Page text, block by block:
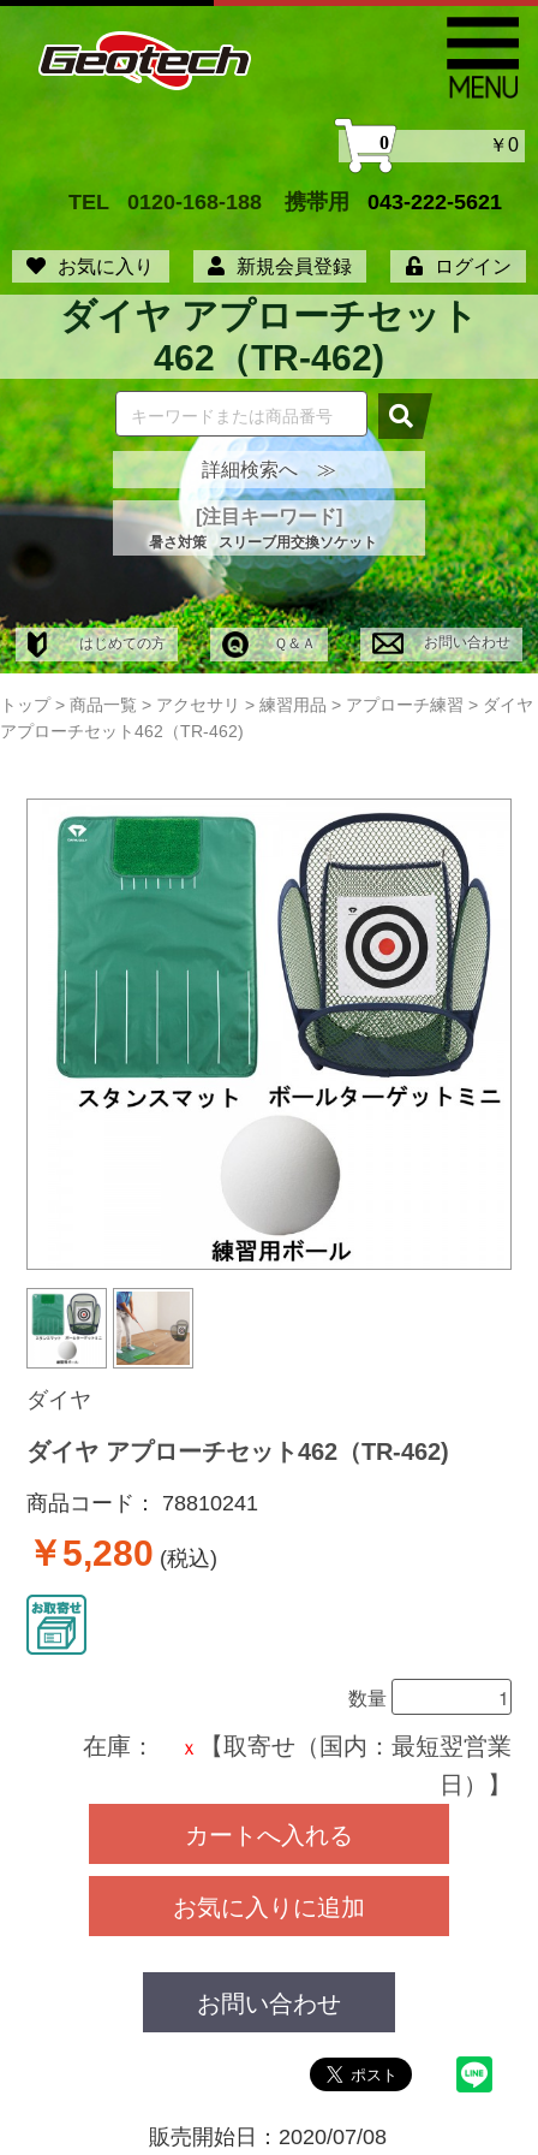
TEL 0120-168-188 携帯用 043-222-5621
お気に入り 新規会員登録 ログイン
0 ￥0
ダイヤ アプローチセット
462（TR-462)
詳細検索へ ≫
[注目キーワード]
暑さ対策 スリーブ用交換ソケット
はじめての方 Ｑ＆Ａ お問い合わせ
トップ > 商品一覧 > アクセサリ > 練習用品 > アプローチ練習 > ダイヤ
アプローチセット462（TR-462)
ダイヤ
ダイヤ アプローチセット462（TR-462)
商品コード： 78810241
￥5,280 (税込)
数量
在庫： ｘ
【取寄せ（国内：最短翌営業
日）】
カートへ入れる
お気に入りに追加
お問い合わせ
販売開始日：2020/07/08